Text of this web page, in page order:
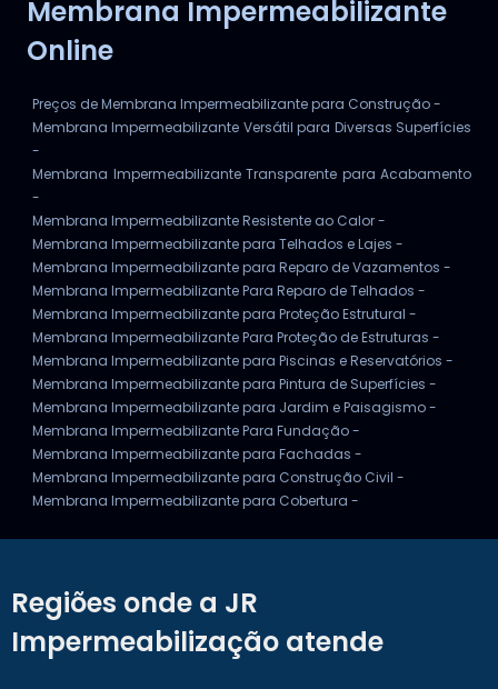
Membrana Impermeabilizante
Online
Preços de Membrana Impermeabilizante para Construção -
Membrana Impermeabilizante Versátil para Diversas Superfícies
-
Membrana Impermeabilizante Transparente para Acabamento
-
Membrana Impermeabilizante Resistente ao Calor -
Membrana Impermeabilizante para Telhados e Lajes -
Membrana Impermeabilizante para Reparo de Vazamentos -
Membrana Impermeabilizante Para Reparo de Telhados -
Membrana Impermeabilizante para Proteção Estrutural -
Membrana Impermeabilizante Para Proteção de Estruturas -
Membrana Impermeabilizante para Piscinas e Reservatórios -
Membrana Impermeabilizante para Pintura de Superfícies -
Membrana Impermeabilizante para Jardim e Paisagismo -
Membrana Impermeabilizante Para Fundação -
Membrana Impermeabilizante para Fachadas -
Membrana Impermeabilizante para Construção Civil -
Membrana Impermeabilizante para Cobertura -
Regiões onde a JR
Impermeabilização atende